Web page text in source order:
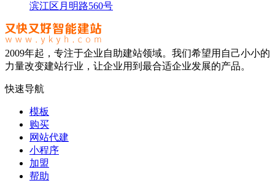
滨江区月明路560号
2009年起，专注于企业自助建站领域。我们希望用自己小小的
力量改变建站行业，让企业用到最合适企业发展的产品。
快速导航
模板
购买
网站代建
小程序
加盟
帮助